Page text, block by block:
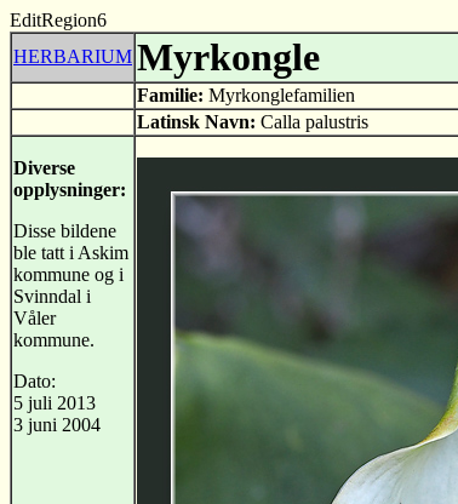
EditRegion6
HERBARIUM Myrkongle
Familie: Myrkonglefamilien
Latinsk Navn: Calla palustris
Diverse
opplysninger:
Disse bildene
ble tatt i Askim
kommune og i
Svinndal i
Våler
kommune.
Dato:
5 juli 2013
3 juni 2004